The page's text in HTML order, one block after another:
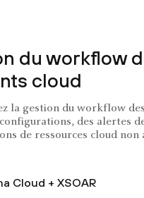
du workflow
cloud
la gestion du workflow
des alertes
de ressources cloud non
Cloud + XSOAR